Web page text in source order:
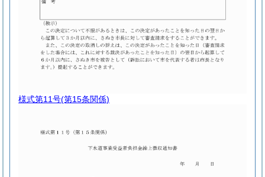
様式第11号(第15条関係)